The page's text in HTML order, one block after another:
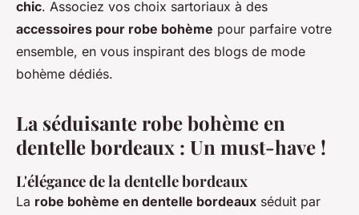
chic. Associez vos choix sartoriaux à des
accessoires pour robe bohème pour parfaire votre
ensemble, en vous inspirant des blogs de mode
bohème dédiés.
La séduisante robe bohème en
dentelle bordeaux : Un must-have !
L'élégance de la dentelle bordeaux
La robe bohème en dentelle bordeaux séduit par